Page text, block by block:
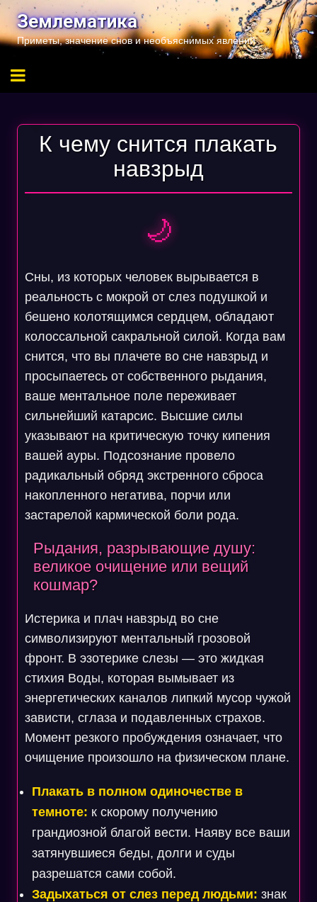
Перейти
содержимому
Землематика
Приметы, значение снов и необъяснимых явлений
К чему снится плакать
навзрыд
🌙
Сны, из которых человек вырывается в
реальность с мокрой от слез подушкой и
бешено колотящимся сердцем, обладают
колоссальной сакральной силой. Когда вам
снится, что вы плачете во сне навзрыд и
просыпаетесь от собственного рыдания,
ваше ментальное поле переживает
сильнейший катарсис. Высшие силы
указывают на критическую точку кипения
вашей ауры. Подсознание провело
радикальный обряд экстренного сброса
накопленного негатива, порчи или
застарелой кармической боли рода.
Рыдания, разрывающие душу:
великое очищение или вещий
кошмар?
Истерика и плач навзрыд во сне
символизируют ментальный грозовой
фронт. В эзотерике слезы — это жидкая
стихия Воды, которая вымывает из
энергетических каналов липкий мусор чужой
зависти, сглаза и подавленных страхов.
Момент резкого пробуждения означает, что
очищение произошло на физическом плане.
Плакать в полном одиночестве в
темноте: к скорому получению
грандиозной благой вести. Наяву все ваши
затянувшиеся беды, долги и суды
разрешатся сами собой.
Задыхаться от слез перед людьми: знак